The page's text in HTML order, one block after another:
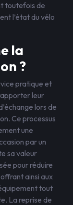
toutefois de
l’état du vélo
la
?
pratique et
leur
lors de
Ce processus
une
par un
sa valeur
pour réduire
offrant ainsi aux
tout
La reprise de